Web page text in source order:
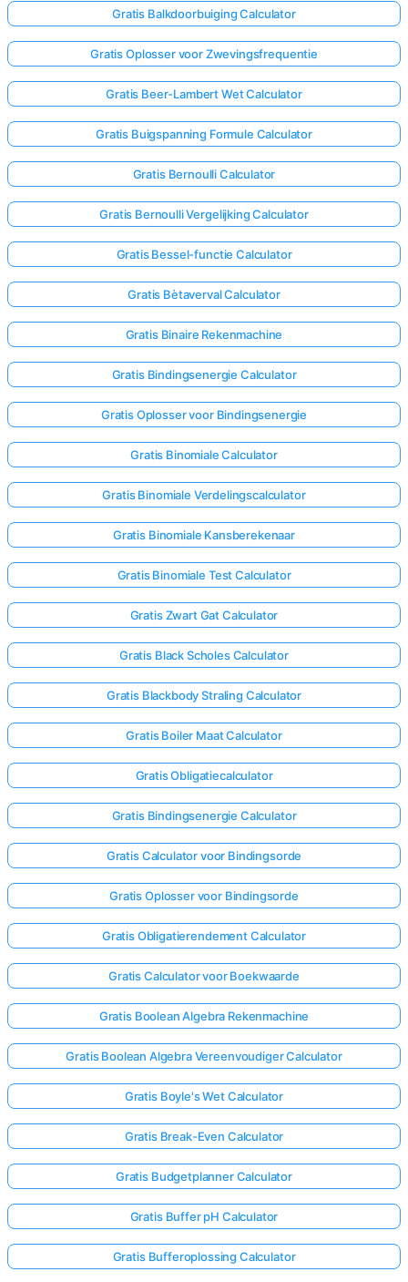
Nog
Stel
Je
Eerste
Vraag
Gratis Balkdoorbuiging Calculator
Gratis Oplosser voor Zwevingsfrequentie
Gratis Beer-Lambert Wet Calculator
Gratis Buigspanning Formule Calculator
Gratis Bernoulli Calculator
Gratis Bernoulli Vergelijking Calculator
Gratis Bessel-functie Calculator
Gratis Bètaverval Calculator
Gratis Binaire Rekenmachine
Gratis Bindingsenergie Calculator
Gratis Oplosser voor Bindingsenergie
Gratis Binomiale Calculator
Gratis Binomiale Verdelingscalculator
Gratis Binomiale Kansberekenaar
Gratis Binomiale Test Calculator
Gratis Zwart Gat Calculator
Gratis Black Scholes Calculator
Gratis Blackbody Straling Calculator
Gratis Boiler Maat Calculator
Gratis Obligatiecalculator
Gratis Bindingsenergie Calculator
Gratis Calculator voor Bindingsorde
Gratis Oplosser voor Bindingsorde
Gratis Obligatierendement Calculator
Gratis Calculator voor Boekwaarde
Gratis Boolean Algebra Rekenmachine
Gratis Boolean Algebra Vereenvoudiger Calculator
Gratis Boyle's Wet Calculator
Gratis Break-Even Calculator
Gratis Budgetplanner Calculator
Gratis Buffer pH Calculator
Gratis Bufferoplossing Calculator